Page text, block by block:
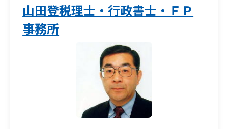
山田登税理士・行政書士・ＦＰ
事務所